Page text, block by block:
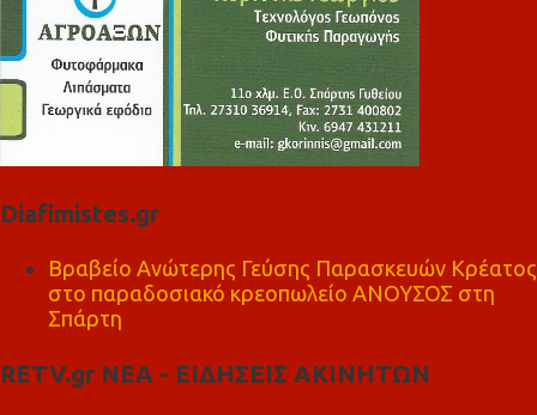
Diafimistes.gr
Βραβείο Ανώτερης Γεύσης Παρασκευών Κρέατος
στο παραδοσιακό κρεοπωλείο ΑΝΟΥΣΟΣ στη
Σπάρτη
RETV.gr ΝΕΑ - ΕΙΔΗΣΕΙΣ ΑΚΙΝΗΤΩΝ